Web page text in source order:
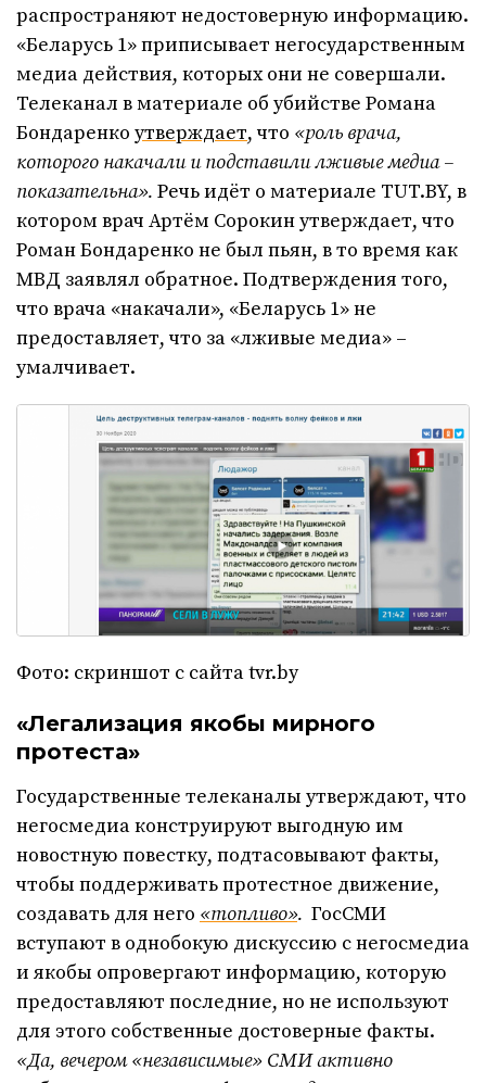
распространяют недостоверную информацию.
«Беларусь 1» приписывает негосударственным
медиа действия, которых они не совершали.
Телеканал в материале об убийстве Романа
Бондаренко утверждает, что «роль врача,
которого накачали и подставили лживые медиа –
показательна». Речь идёт о материале TUT.BY, в
котором врач Артём Сорокин утверждает, что
Роман Бондаренко не был пьян, в то время как
МВД заявлял обратное. Подтверждения того,
что врача «накачали», «Беларусь 1» не
предоставляет, что за «лживые медиа» –
умалчивает.
Фото: скриншот с сайта tvr.by
«Легализация якобы мирного
протеста»
Государственные телеканалы утверждают, что
негосмедиа конструируют выгодную им
новостную повестку, подтасовывают факты,
чтобы поддерживать протестное движение,
создавать для него «топливо». ГосСМИ
вступают в однобокую дискуссию с негосмедиа
и якобы опровергают информацию, которую
предоставляют последние, но не используют
для этого собственные достоверные факты.
«Да, вечером «независимые» СМИ активно